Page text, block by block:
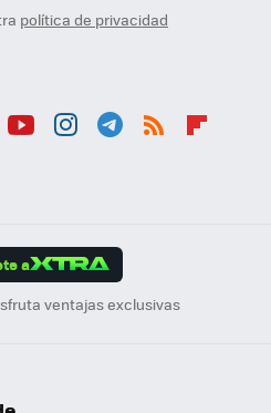
política de privacidad
a
ventajas exclusivas